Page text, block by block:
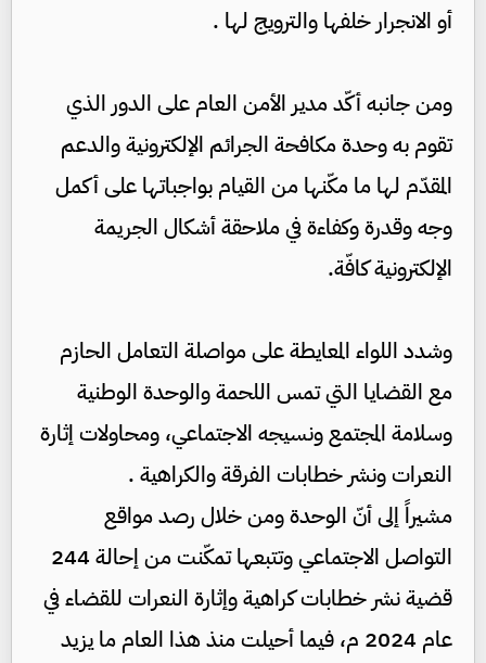
أو الانجرار خلفها والترويج لها .
ومن جانبه أكّد مدير الأمن العام على الدور الذي
تقوم به وحدة مكافحة الجرائم الإلكترونية والدعم
المقدّم لها ما مكّنها من القيام بواجباتها على أكمل
وجه وقدرة وكفاءة في ملاحقة أشكال الجريمة
الإلكترونية كافّة.
وشدد اللواء المعايطة على مواصلة التعامل الحازم
مع القضايا التي تمس اللحمة والوحدة الوطنية
وسلامة المجتمع ونسيجه الاجتماعي، ومحاولات إثارة
النعرات ونشر خطابات الفرقة والكراهية .
مشيراً إلى أنّ الوحدة ومن خلال رصد مواقع
التواصل الاجتماعي وتتبعها تمكّنت من إحالة 244
قضية نشر خطابات كراهية وإثارة النعرات للقضاء في
عام 2024 م، فيما أحيلت منذ هذا العام ما يزيد